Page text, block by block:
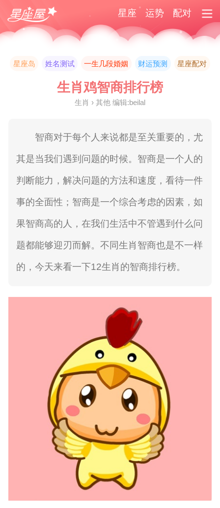
星座 运势 配对
星座岛 姓名测试 一生几段婚姻 财运预测 星座配对
生肖鸡智商排行榜
生肖 › 其他 编辑:beilal
智商对于每个人来说都是至关重要的，尤
其是当我们遇到问题的时候。智商是一个人的
判断能力，解决问题的方法和速度，看待一件
事的全面性；智商是一个综合考虑的因素，如
果智商高的人，在我们生活中不管遇到什么问
题都能够迎刃而解。不同生肖智商也是不一样
的，今天来看一下12生肖的智商排行榜。